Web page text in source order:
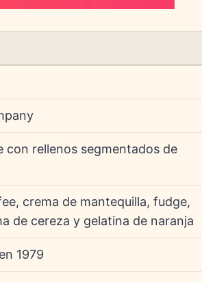
con rellenos segmentados de
crema de mantequilla, fudge,
de cereza y gelatina de naranja
1979